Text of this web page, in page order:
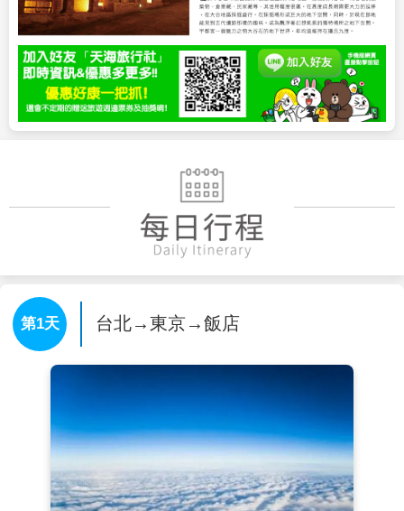
第1天 台北→東京→飯店